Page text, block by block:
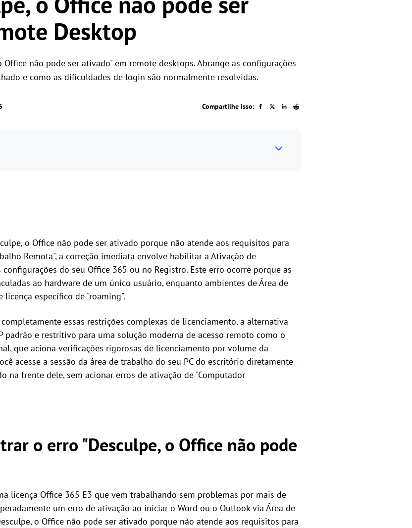
remoto universal
servidores no exterior com
Gerencie o acesso dos usuários com permissões
flexíveis
Desktop
não pode ser ativado" em remote desktops. Abrange as configurações
e como as dificuldades de login são normalmente resolvidas.
Compartilhe isso:
o Office não pode ser ativado porque não atende aos requisitos para
Remota", a correção imediata envolve habilitar a Ativação de
do seu Office 365 ou no Registro. Este erro ocorre porque as
ao hardware de um único usuário, enquanto ambientes de Área de
específico de "roaming".
essas restrições complexas de licenciamento, a alternativa
padrão e restritivo para uma solução moderna de acesso remoto como o
que aciona verificações rigorosas de licenciamento por volume da
acesse a sessão da área de trabalho do seu PC do escritório diretamente —
na frente dele, sem acionar erros de ativação de "Computador
o erro "Desculpe, o Office não pode
licença Office 365 E3 que vem trabalhando sem problemas por mais de
um erro de ativação ao iniciar o Word ou o Outlook via Área de
o Office não pode ser ativado porque não atende aos requisitos para